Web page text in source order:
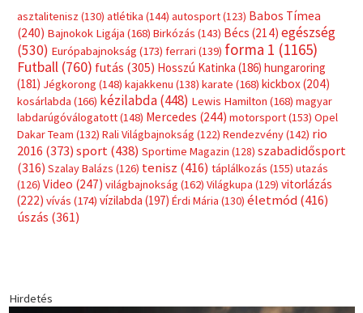
Címkék
(181)Jégkorong(148)kajakkenu(138)karate(168)kickbox(204)